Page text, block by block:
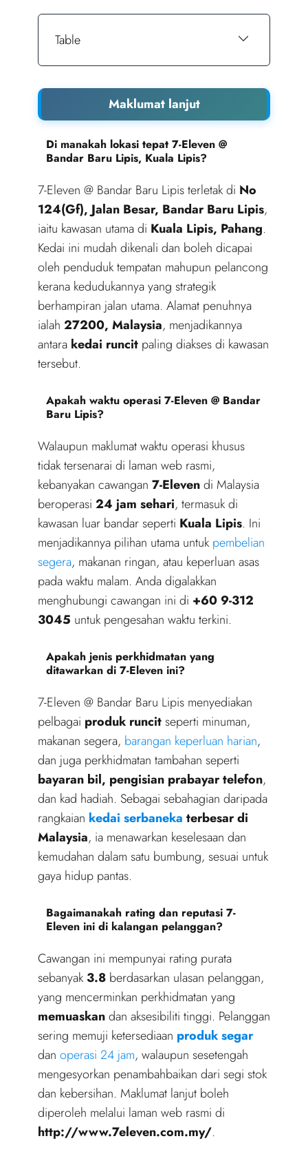
Table
Maklumat lanjut
Di manakah lokasi tepat 7-Eleven @
Bandar Baru Lipis, Kuala Lipis?
7-Eleven @ Bandar Baru Lipis terletak di No
124(Gf), Jalan Besar, Bandar Baru Lipis,
iaitu kawasan utama di Kuala Lipis, Pahang.
Kedai ini mudah dikenali dan boleh dicapai
oleh penduduk tempatan mahupun pelancong
kerana kedudukannya yang strategik
berhampiran jalan utama. Alamat penuhnya
ialah 27200, Malaysia, menjadikannya
antara kedai runcit paling diakses di kawasan
tersebut.
Apakah waktu operasi 7-Eleven @ Bandar
Baru Lipis?
Walaupun maklumat waktu operasi khusus
tidak tersenarai di laman web rasmi,
kebanyakan cawangan 7-Elevendi Malaysia
beroperasi 24 jam sehari, termasuk di
kawasan luar bandar seperti Kuala Lipis. Ini
menjadikannya pilihan utama untuk pembelian
segera, makanan ringan, atau keperluan asas
pada waktu malam. Anda digalakkan
menghubungi cawangan ini di +60 9-312
3045 untuk pengesahan waktu terkini.
Apakah jenis perkhidmatan yang
ditawarkan di 7-Eleven ini?
7-Eleven @ Bandar Baru Lipis menyediakan
pelbagai produk runcitseperti minuman,
makanan segera, barangan keperluan harian,
dan juga perkhidmatan tambahan seperti
bayaran bil, pengisian prabayar telefon,
dan kad hadiah. Sebagai sebahagian daripada
rangkaian kedai serbaneka terbesar di
Malaysia, ia menawarkan keselesaan dan
kemudahan dalam satu bumbung, sesuai untuk
gaya hidup pantas.
Bagaimanakah rating dan reputasi 7-
Eleven ini di kalangan pelanggan?
Cawangan ini mempunyai rating purata
sebanyak 3.8 berdasarkan ulasan pelanggan,
yang mencerminkan perkhidmatan yang
memuaskandan aksesibiliti tinggi. Pelanggan
sering memuji ketersediaan produk segar
dan operasi 24 jam, walaupun sesetengah
mengesyorkan penambahbaikan dari segi stok
dan kebersihan. Maklumat lanjut boleh
diperoleh melalui laman web rasmi di
http://www.7eleven.com.my/.